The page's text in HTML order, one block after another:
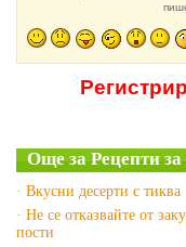
Още за Рецепти
· Вкусни десерти с тиква
· Не се отказвайте от
пости